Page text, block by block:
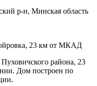
р-н, Минская область
23 км от МКАД
района, 23
Дом построен по